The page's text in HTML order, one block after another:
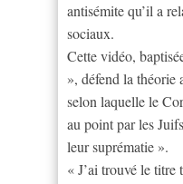
antisémite qu’il a
sociaux.
Cette vidéo,
», défend la théorie
selon laquelle le
au point par les
leur suprématie ».
« J’ai trouvé le titre